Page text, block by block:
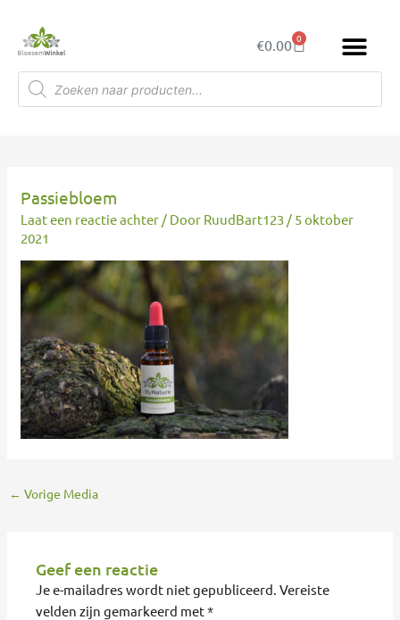
inhoud
€0.00 0
Winkelwagen
Producten
zoeken
Passiebloem
Laat een reactie achter / Door RuudBart123 / 5 oktober
2021
← Vorige Media
Geef een reactie
Je e-mailadres wordt niet gepubliceerd. Vereiste
velden zijn gemarkeerd met*